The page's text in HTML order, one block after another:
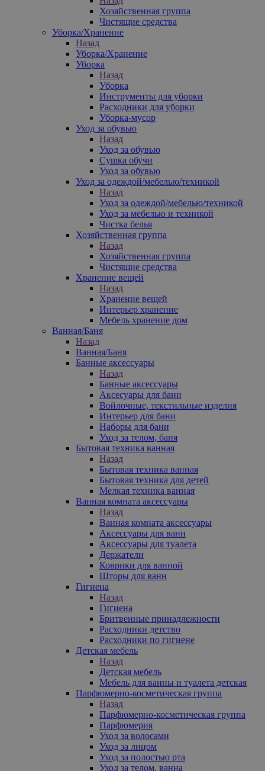
Хозяйственная группа
Чистящие средства
Уборка/Хранение
Назад
Уборка/Хранение
Уборка
Назад
Уборка
Инструменты для уборки
Расходники для уборки
Уборка-мусор
Уход за обувью
Назад
Уход за обувью
Сушка обучи
Уход за обувью
Уход за одеждой/мебелью/техникой
Назад
Уход за одеждой/мебелью/техникой
Уход за мебелью и техникой
Чистка белья
Хозяйственная группа
Назад
Хозяйственная группа
Чистящие средства
Хранение вещей
Назад
Хранение вещей
Интерьер хранение
Мебель хранение дом
Ванная/Баня
Назад
Ванная/Баня
Банные аксессуары
Назад
Банные аксессуары
Аксесуары для бани
Войлочные, текстильные изделия
Интерьер для бани
Наборы для бани
Уход за телом, баня
Бытовая техника ванная
Назад
Бытовая техника ванная
Бытовая техника для детей
Мелкая техника ванная
Ванная комната аксессуары
Назад
Ванная комната аксессуары
Аксессуары для ванн
Аксессуары для туалета
Держатели
Коврики для ванной
Шторы для ванн
Гигиена
Назад
Гигиена
Бритвенные принадлежности
Расходники детство
Расходники по гигиене
Детская мебель
Назад
Детская мебель
Мебель для ванны и туалета детская
Парфюмерно-косметическая группа
Назад
Парфюмерно-косметическая группа
Парфюмерия
Уход за волосами
Уход за лицом
Уход за полостью рта
Уход за телом, ванна